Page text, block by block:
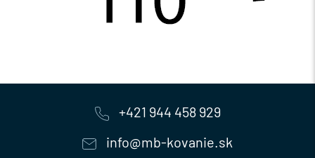
+421 944 458 929
info@mb-kovanie.sk